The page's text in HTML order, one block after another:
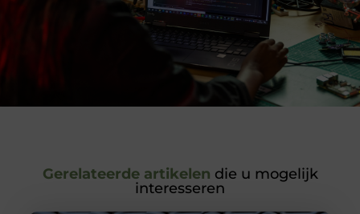
Gerelateerde artikelen die u mogelijk
interesseren